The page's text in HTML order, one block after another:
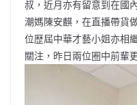
叔，近月亦有留意到在國
潮媽陳安麒，在直播帶貨
位歴屆中華才藝小姐亦相
關注，昨日兩位圈中前輩